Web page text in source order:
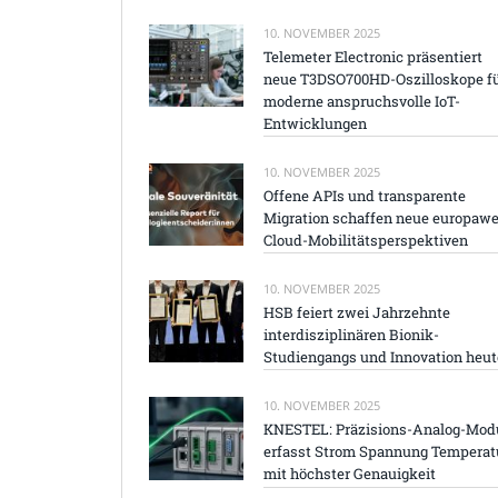
10. NOVEMBER 2025
Telemeter Electronic präsentiert
neue T3DSO700HD-Oszilloskope
moderne anspruchsvolle IoT-
Entwicklungen
10. NOVEMBER 2025
Offene APIs und transparente
Migration schaffen neue
Cloud-Mobilitätsperspektiven
10. NOVEMBER 2025
HSB feiert zwei Jahrzehnte
interdisziplinären Bionik-
Studiengangs und Innovation
10. NOVEMBER 2025
KNESTEL: Präzisions-Analog-
erfasst Strom Spannung
mit höchster Genauigkeit